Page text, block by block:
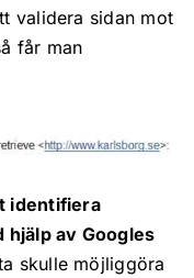
validera sidan mot
får man
identifiera
av Googles
skulle möjliggöra